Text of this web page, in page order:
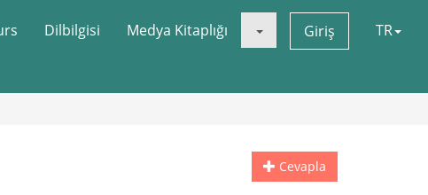
Dilbilgisi Medya Kitaplığı Giriş TR
Cevapla